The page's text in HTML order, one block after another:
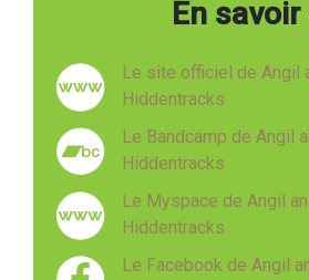
En savoir
Le site officiel de Angil
Hiddentracks
Le Bandcamp de Angil
Hiddentracks
Le Myspace de Angil
Hiddentracks
Le Facebook de Angil